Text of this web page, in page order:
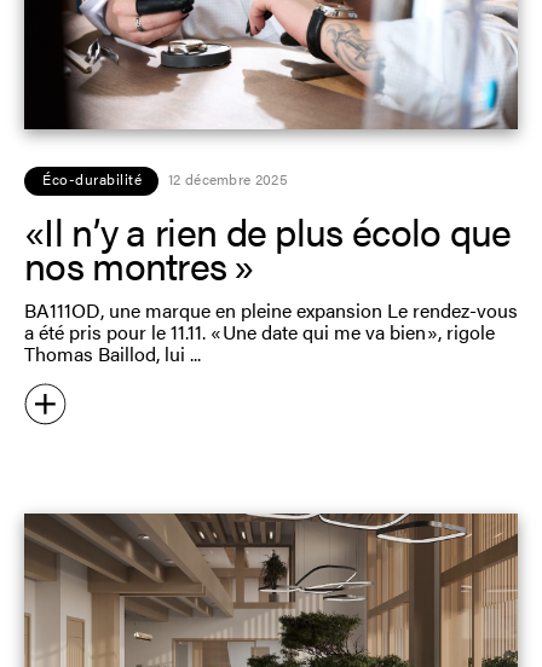
Éco-durabilité 12 décembre 2025
«Il n’y a rien de plus écolo que
nos montres »
BA111OD, une marque en pleine expansion Le rendez-vous
a été pris pour le 11.11. « Une date qui me va bien », rigole
Thomas Baillod, lui